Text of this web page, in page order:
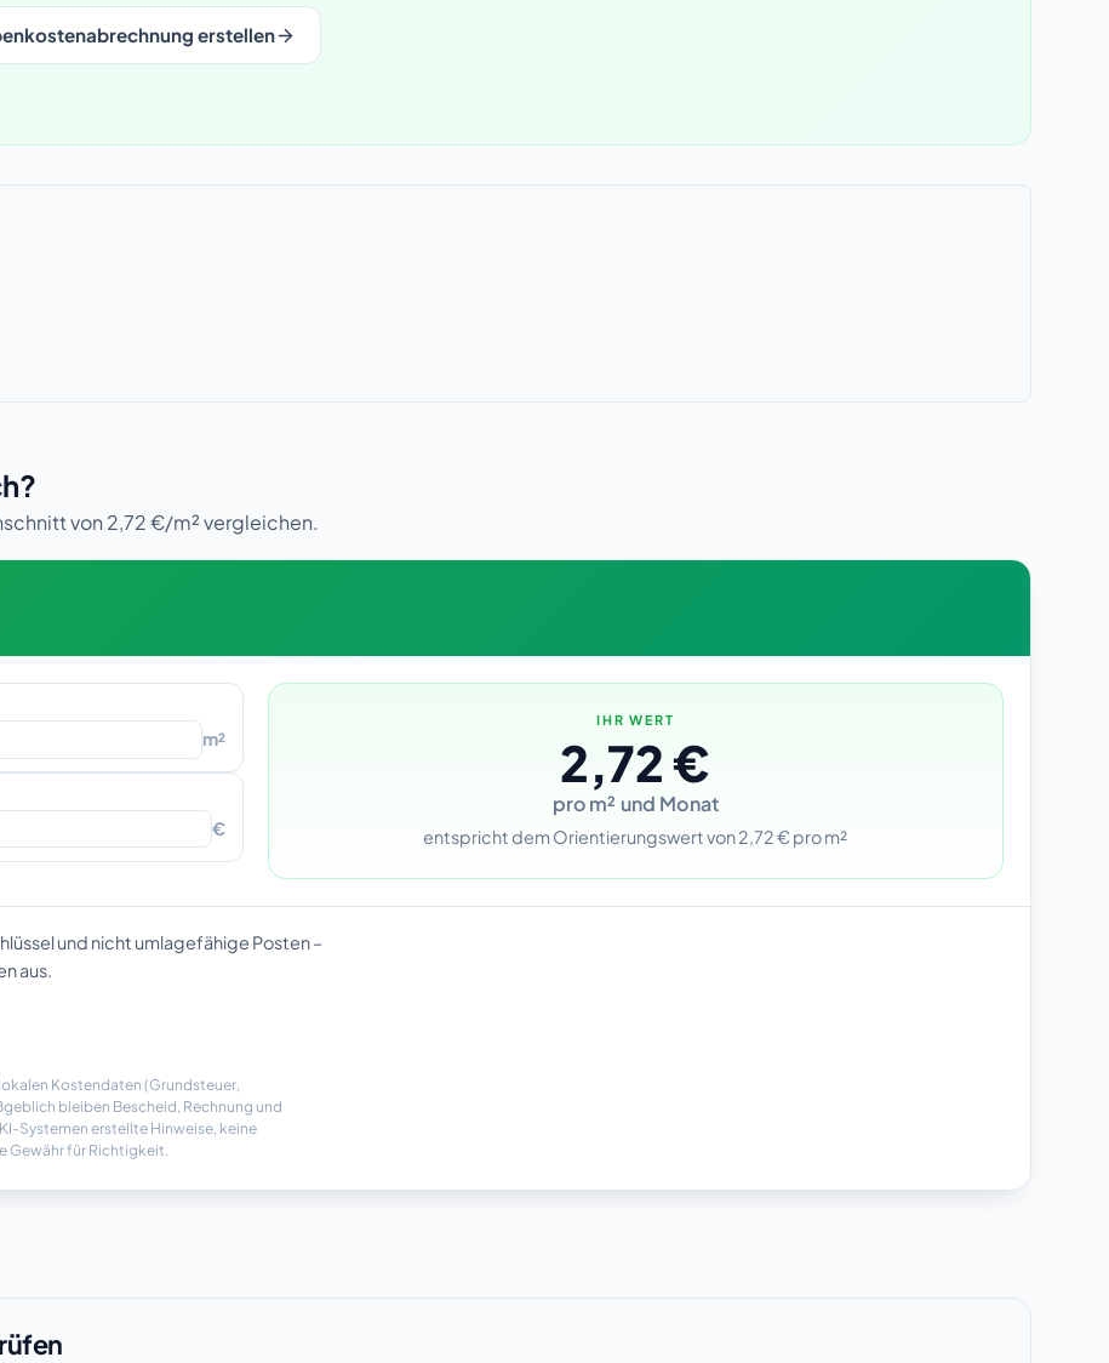
erstellen
von 2,72 €/m² vergleichen.
m²
€
IHR WERT
2,72 €
pro m² und Monat
entspricht dem Orientierungswert von 2,72 € pro m²
und nicht umlagefähige Posten –
aus.
Kostendaten (Grundsteuer,
bleiben Bescheid, Rechnung und
Systemen erstellte Hinweise, keine
Gewähr für Richtigkeit.